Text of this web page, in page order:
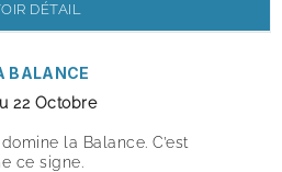
DÉTAIL
BALANCE
22 Octobre
la Balance. C’est
ce signe.